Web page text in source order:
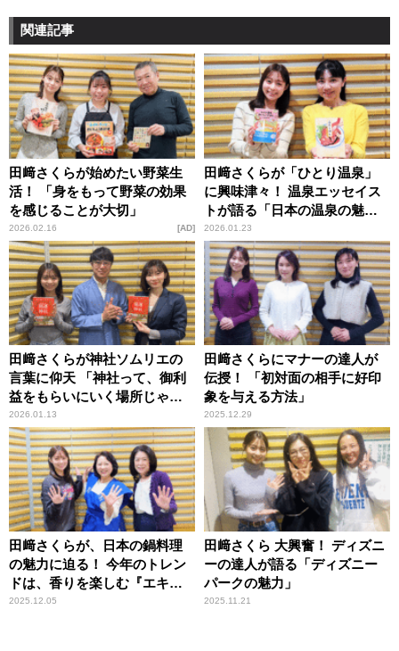
関連記事
田﨑さくらが始めたい野菜生
活！ 「身をもって野菜の効果
を感じることが大切」
2026.02.16 AD
田﨑さくらが「ひとり温泉」
に興味津々！ 温泉エッセイス
トが語る「日本の温泉の魅
力」とは？
2026.01.23
田﨑さくらが神社ソムリエの
言葉に仰天 「神社って、御利
益をもらいにいく場所じゃな
かったんですね」
2026.01.13
田﨑さくらにマナーの達人が
伝授！ 「初対面の相手に好印
象を与える方法」
2025.12.29
田﨑さくらが、日本の鍋料理
の魅力に迫る！ 今年のトレン
ドは、香りを楽しむ『エキゾ
チック鍋』
2025.12.05
田﨑さくら 大興奮！ ディズニ
ーの達人が語る「ディズニー
パークの魅力」
2025.11.21